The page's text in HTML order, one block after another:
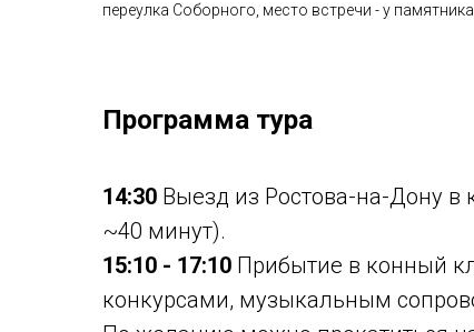
переулка Соборного, место встречи - у
Программа тура
14:30 Выезд из Ростова-на-Дону в
~40 минут).
15:10 - 17:10 Прибытие в конный
конкурсами, музыкальным